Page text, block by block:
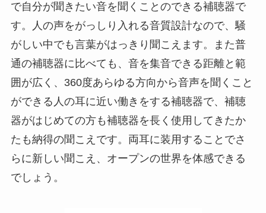
で自分が聞きたい音を聞くことのできる補聴器で
す。人の声をがっしり入れる音質設計なので、騒
がしい中でも言葉がはっきり聞こえます。また普
通の補聴器に比べても、音を集音できる距離と範
囲が広く、360度あらゆる方向から音声を聞くこと
ができる人の耳に近い働きをする補聴器で、補聴
器がはじめての方も補聴器を長く使用してきたか
たも納得の聞こえです。両耳に装用することでさ
らに新しい聞こえ、オープンの世界を体感できる
でしょう。